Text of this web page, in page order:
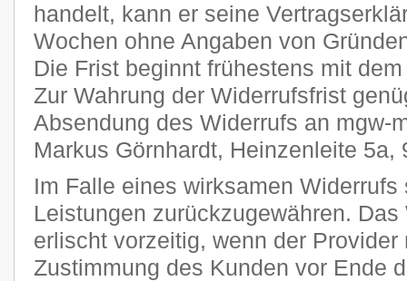
handelt, kann er seine
Wochen ohne Angaben von
Die Frist beginnt frühestens mit
Zur Wahrung der Widerrufsfrist
Absendung des Widerrufs an mgw-
Markus Görnhardt, Heinzenleite 5a,
Im Falle eines wirksamen
Leistungen zurückzugewähren.
erlischt vorzeitig, wenn der
Zustimmung des Kunden vor Ende